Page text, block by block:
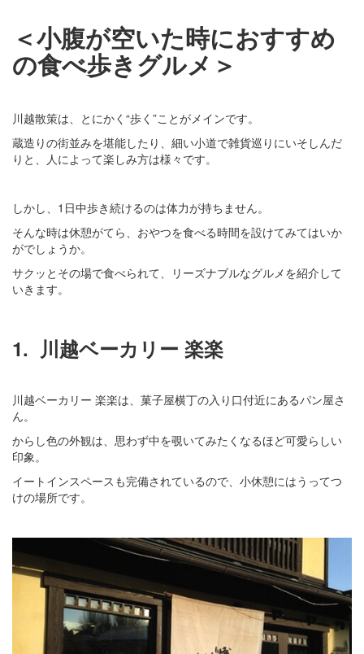
＜小腹が空いた時におすすめ
の食べ歩きグルメ＞
川越散策は、とにかく“歩く”ことがメインです。
蔵造りの街並みを堪能したり、細い小道で雑貨巡りにいそしんだ
りと、人によって楽しみ方は様々です。
しかし、1日中歩き続けるのは体力が持ちません。
そんな時は休憩がてら、おやつを食べる時間を設けてみてはいか
がでしょうか。
サクッとその場で食べられて、リーズナブルなグルメを紹介して
いきます。
1. 川越ベーカリー 楽楽
川越ベーカリー 楽楽は、菓子屋横丁の入り口付近にあるパン屋さ
ん。
からし色の外観は、思わず中を覗いてみたくなるほど可愛らしい
印象。
イートインスペースも完備されているので、小休憩にはうってつ
けの場所です。